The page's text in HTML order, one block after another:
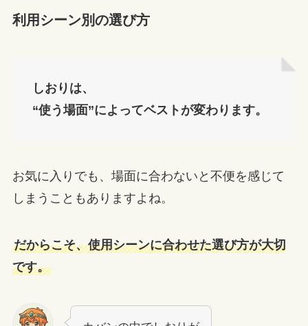
利用シーン別の選び方
しおりは、
“使う場面”によってベストが変わります。
お気に入りでも、場面に合わないと不便を感じて
しまうこともありますよね。
だからこそ、使用シーンに合わせた選び方が大切
です。